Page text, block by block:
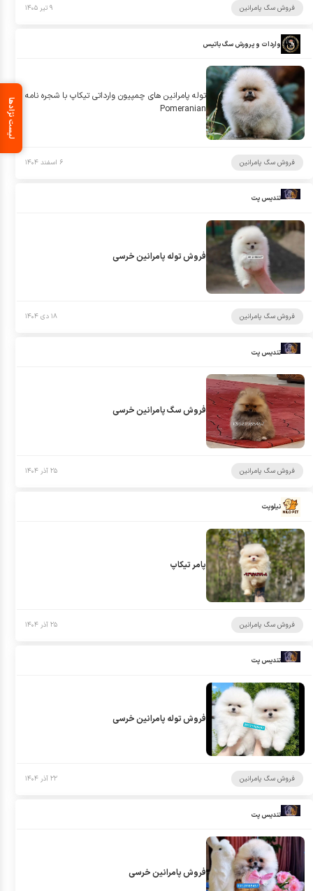
لیست نژادها
فروش سگ پامرانین ۹ تیر ۱۴۰۵
واردات و پرورش سگ باتیس
توله پامرانین های چمپیون وارداتی تیکاپ با شجره نامه
Pomeranian
فروش سگ پامرانین ۶ اسفند ۱۴۰۴
تندیس پت
فروش توله پامرانین خرسی
فروش سگ پامرانین ۱۸ دی ۱۴۰۴
تندیس پت
فروش سگ پامرانین خرسی
فروش سگ پامرانین ۲۵ آذر ۱۴۰۴
نیلوپت
پامر تیکاپ
فروش سگ پامرانین ۲۵ آذر ۱۴۰۴
تندیس پت
فروش توله پامرانین خرسی
فروش سگ پامرانین ۲۲ آذر ۱۴۰۴
تندیس پت
فروش پامرانین خرسی